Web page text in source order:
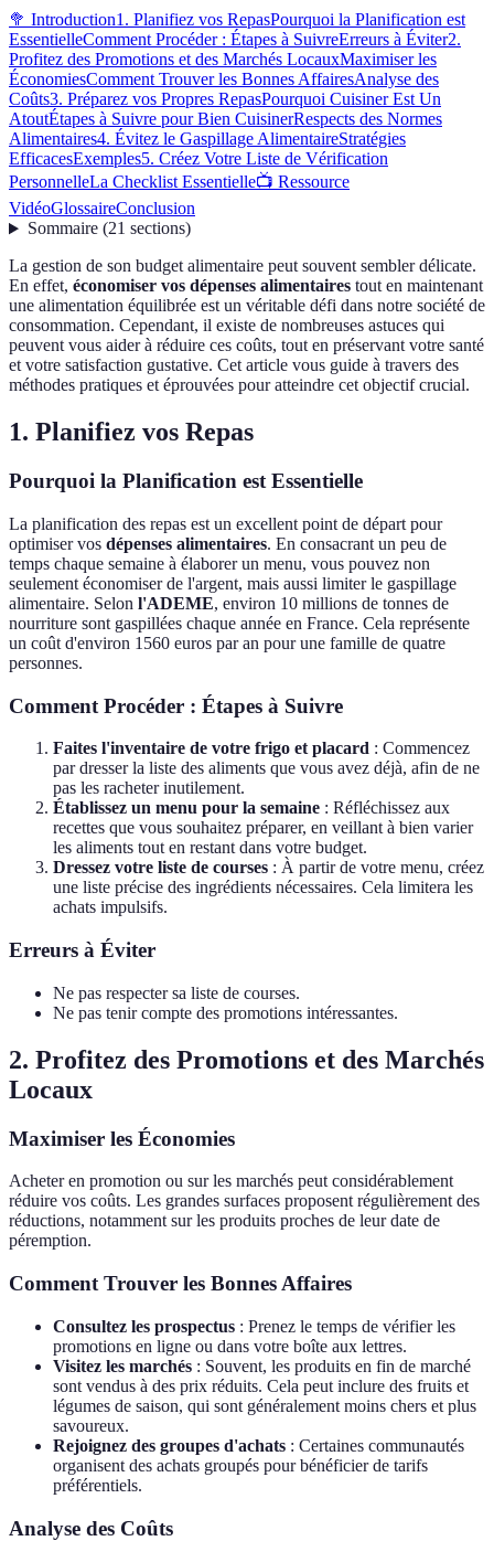
🥦 Introduction1. Planifiez vos RepasPourquoi la Planification est
EssentielleComment Procéder : Étapes à SuivreErreurs à Éviter2.
Profitez des Promotions et des Marchés LocauxMaximiser les
ÉconomiesComment Trouver les Bonnes AffairesAnalyse des
Coûts3. Préparez vos Propres RepasPourquoi Cuisiner Est Un
AtoutÉtapes à Suivre pour Bien CuisinerRespects des Normes
Alimentaires4. Évitez le Gaspillage AlimentaireStratégies
EfficacesExemples5. Créez Votre Liste de Vérification
PersonnelleLa Checklist Essentielle📺 Ressource
VidéoGlossaireConclusion
Sommaire(21 sections)
La gestion de son budget alimentaire peut souvent sembler délicate.
En effet, économiser vos dépenses alimentaires tout en maintenant
une alimentation équilibrée est un véritable défi dans notre société de
consommation. Cependant, il existe de nombreuses astuces qui
peuvent vous aider à réduire ces coûts, tout en préservant votre santé
et votre satisfaction gustative. Cet article vous guide à travers des
méthodes pratiques et éprouvées pour atteindre cet objectif crucial.
1. Planifiez vos Repas
Pourquoi la Planification est Essentielle
La planification des repas est un excellent point de départ pour
optimiser vos dépenses alimentaires. En consacrant un peu de
temps chaque semaine à élaborer un menu, vous pouvez non
seulement économiser de l'argent, mais aussi limiter le gaspillage
alimentaire. Selon l'ADEME, environ 10 millions de tonnes de
nourriture sont gaspillées chaque année en France. Cela représente
un coût d'environ 1560 euros par an pour une famille de quatre
personnes.
Comment Procéder : Étapes à Suivre
Faites l'inventaire de votre frigo et placard : Commencez
par dresser la liste des aliments que vous avez déjà, afin de ne
pas les racheter inutilement.
Établissez un menu pour la semaine : Réfléchissez aux
recettes que vous souhaitez préparer, en veillant à bien varier
les aliments tout en restant dans votre budget.
Dressez votre liste de courses : À partir de votre menu, créez
une liste précise des ingrédients nécessaires. Cela limitera les
achats impulsifs.
Erreurs à Éviter
Ne pas respecter sa liste de courses.
Ne pas tenir compte des promotions intéressantes.
2. Profitez des Promotions et des Marchés
Locaux
Maximiser les Économies
Acheter en promotion ou sur les marchés peut considérablement
réduire vos coûts. Les grandes surfaces proposent régulièrement des
réductions, notamment sur les produits proches de leur date de
péremption.
Comment Trouver les Bonnes Affaires
Consultez les prospectus : Prenez le temps de vérifier les
promotions en ligne ou dans votre boîte aux lettres.
Visitez les marchés : Souvent, les produits en fin de marché
sont vendus à des prix réduits. Cela peut inclure des fruits et
légumes de saison, qui sont généralement moins chers et plus
savoureux.
Rejoignez des groupes d'achats : Certaines communautés
organisent des achats groupés pour bénéficier de tarifs
préférentiels.
Analyse des Coûts